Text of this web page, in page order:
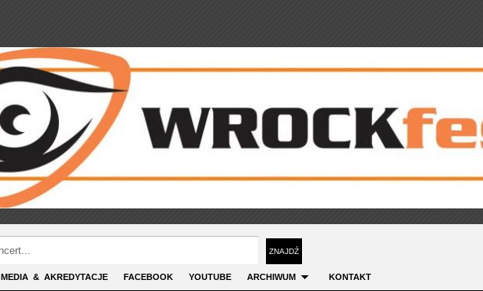
MEDIA & AKREDYTACJE FACEBOOK YOUTUBE ARCHIWUM KONTAKT